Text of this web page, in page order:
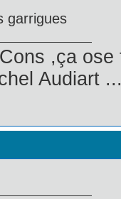
garrigues
,ça
Audiart